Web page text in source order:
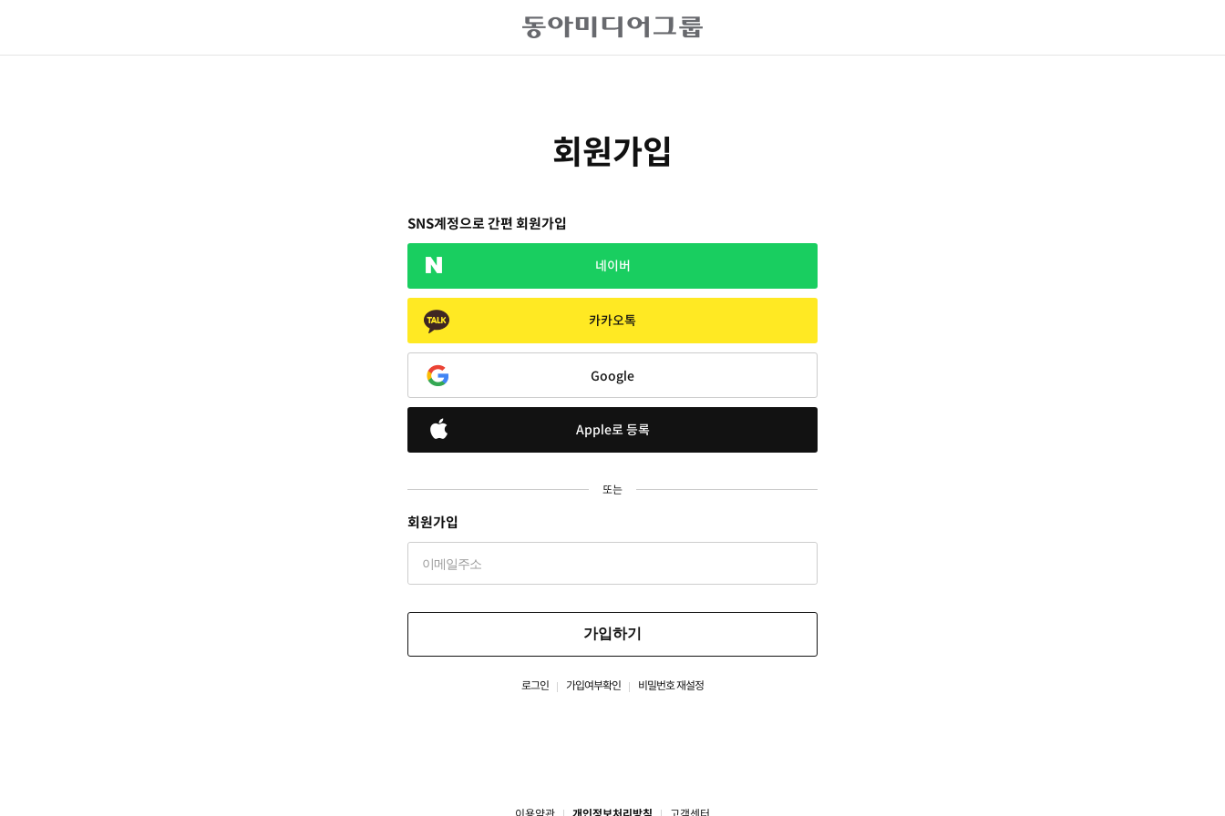
회원가입
SNS계정으로 간편 회원가입
네이버
카카오톡
Google
Apple로 등록
또는
회원가입
가입하기
로그인 가입여부확인 비밀번호 재설정